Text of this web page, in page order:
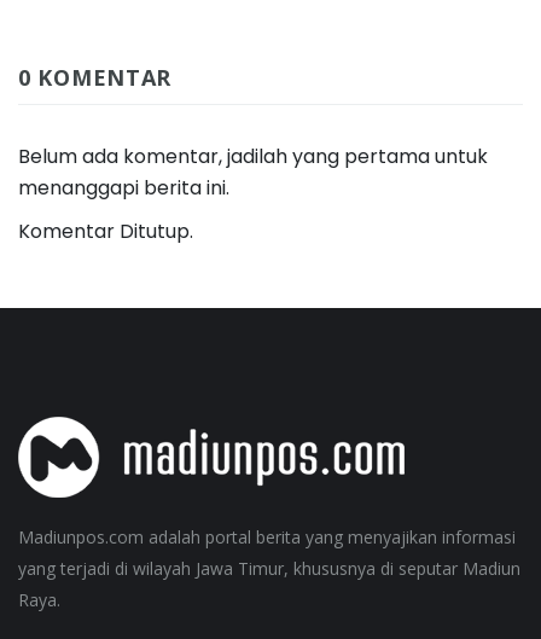
0 KOMENTAR
Belum ada komentar, jadilah yang pertama untuk
menanggapi berita ini.
Komentar Ditutup.
Madiunpos.com adalah portal berita yang menyajikan informasi
yang terjadi di wilayah Jawa Timur, khususnya di seputar Madiun
Raya.